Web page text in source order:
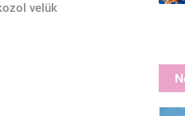
velük